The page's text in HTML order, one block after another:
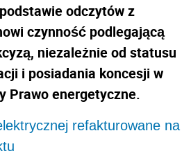
odczytów z
czynność podlegającą
niezależnie od statusu
i posiadania koncesji w
Prawo energetyczne.
refakturowane na